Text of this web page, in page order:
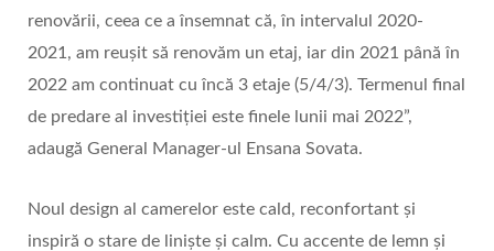
renovării, ceea ce a însemnat că, în intervalul 2020-
2021, am reușit să renovăm un etaj, iar din 2021 până în
2022 am continuat cu încă 3 etaje (5/4/3). Termenul final
de predare al investiției este finele lunii mai 2022”,
adaugă General Manager-ul Ensana Sovata.
Noul design al camerelor este cald, reconfortant și
inspiră o stare de liniște și calm. Cu accente de lemn și